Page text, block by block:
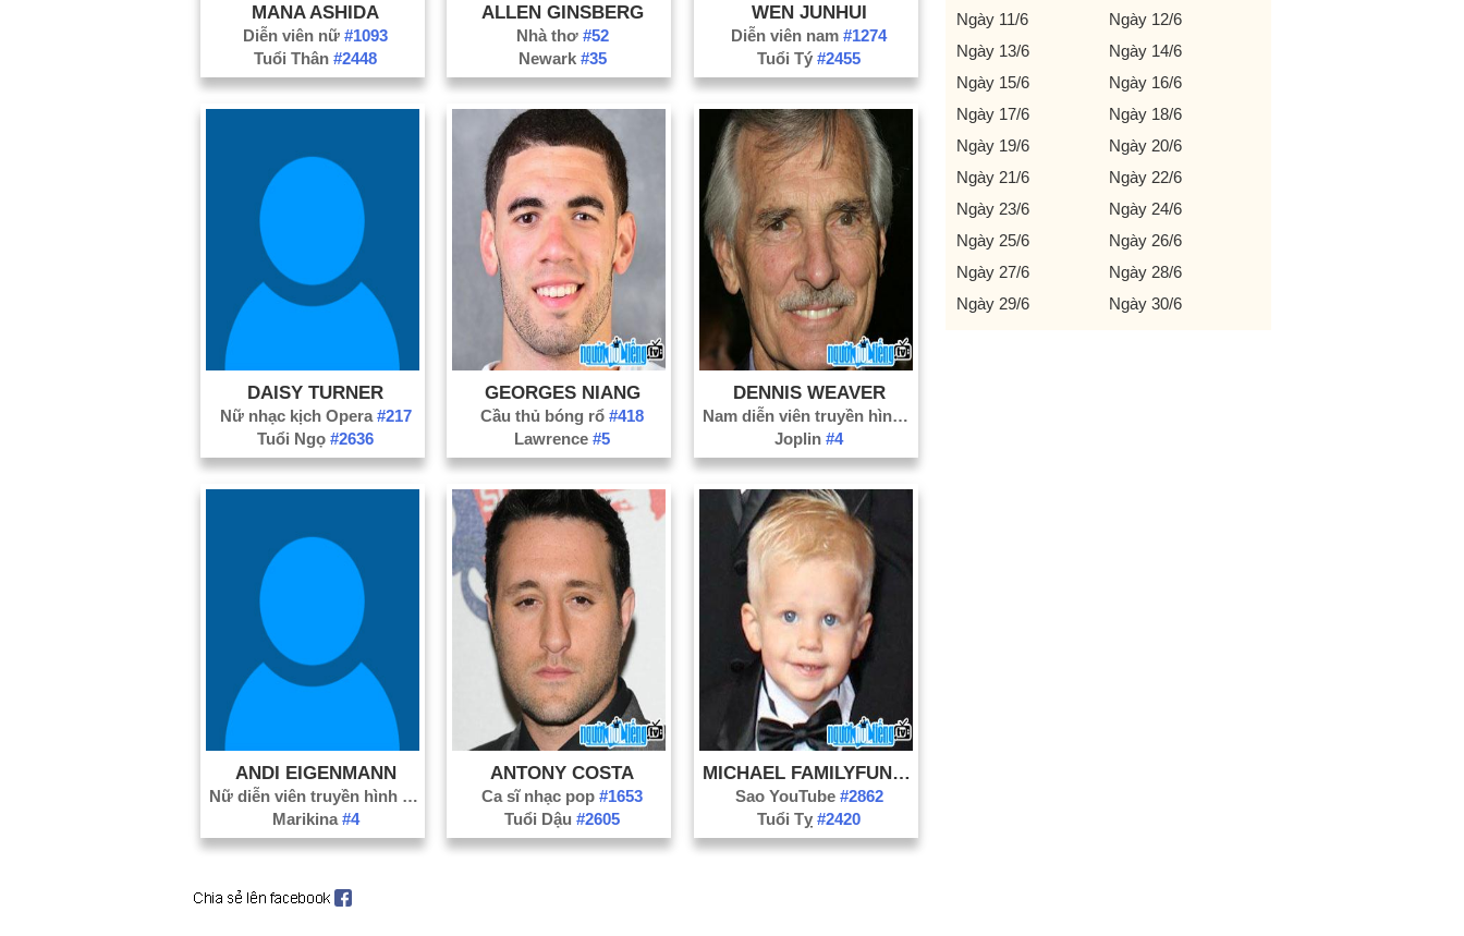
MANA ASHIDA
Diễn viên nữ#1093
Tuổi Thân#2448
ALLEN GINSBERG
Nhà thơ #52
Newark #35
WEN JUNHUI
Diễn viên nam#1274
Tuổi Tý#2455
DAISY TURNER
Nữ nhạc kịch Opera #217
Tuổi Ngọ#2636
GEORGES NIANG
Cầu thủ bóng rổ#418
Lawrence#5
DENNIS WEAVER
Nam diễn viên truyền hình#1787
Joplin#4
ANDI EIGENMANN
Nữ diễn viên truyền hình
#1827
Marikina #4
ANTONY COSTA
Ca sĩ nhạc pop#1653
Tuổi Dậu#2605
MICHAEL FAMILYFUNPACK
Sao YouTube #2862
Tuổi Tỵ#2420
Ngày 11/6
Ngày 12/6
Ngày 13/6
Ngày 14/6
Ngày 15/6
Ngày 16/6
Ngày 17/6
Ngày 18/6
Ngày 19/6
Ngày 20/6
Ngày 21/6
Ngày 22/6
Ngày 23/6
Ngày 24/6
Ngày 25/6
Ngày 26/6
Ngày 27/6
Ngày 28/6
Ngày 29/6
Ngày 30/6